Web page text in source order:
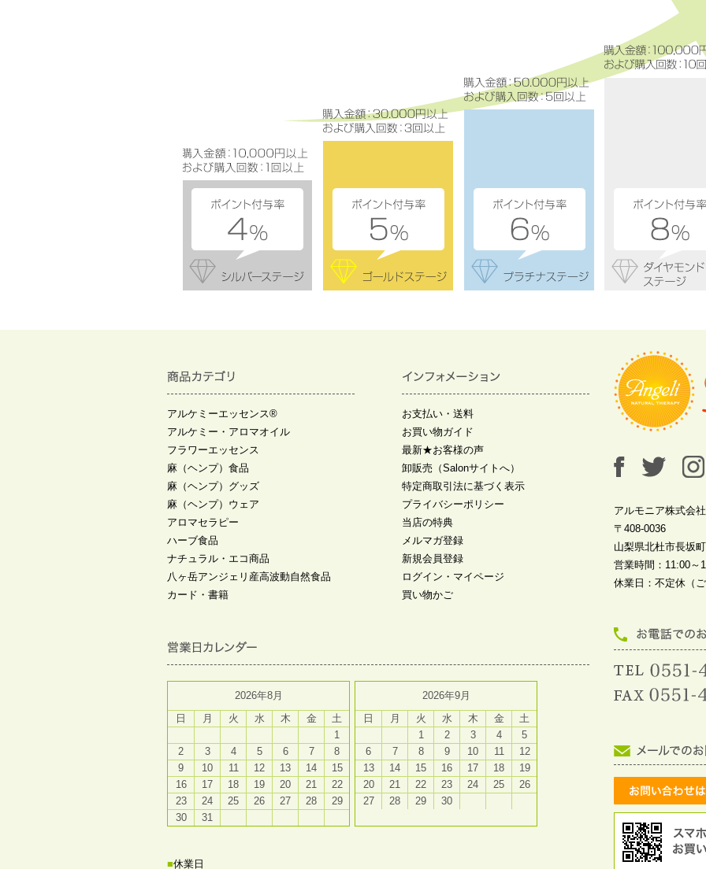
アルケミーエッセンス®
アルケミー・アロマオイル
フラワーエッセンス
麻（ヘンプ）食品
麻（ヘンプ）グッズ
麻（ヘンプ）ウェア
アロマセラピー
ハーブ食品
ナチュラル・エコ商品
八ヶ岳アンジェリ産高波動自然食品
カード・書籍
お支払い・送料
お買い物ガイド
最新★お客様の声
卸販売（Salonサイトへ）
特定商取引法に基づく表示
プライバシーポリシー
当店の特典
メルマガ登録
新規会員登録
ログイン・マイページ
買い物かご
2026年8月
日
月 火 水 木 金
土
1
2
3 4 5 6 7
8
9
10 11 12 13 14
15
16
17 18 19 20 21
22
23
24 25 26 27 28
29
30
31
2026年9月
日
月 火 水 木 金
土
1
2 3 4
5
6
7 8 9 10 11
12
13
14 15 16 17 18
19
20
21 22 23 24 25
26
27
28 29 30
■休業日
アルモニア株式会社
〒408-0036
山梨県北杜市長坂
営業時間：11:00～
休業日：不定休（